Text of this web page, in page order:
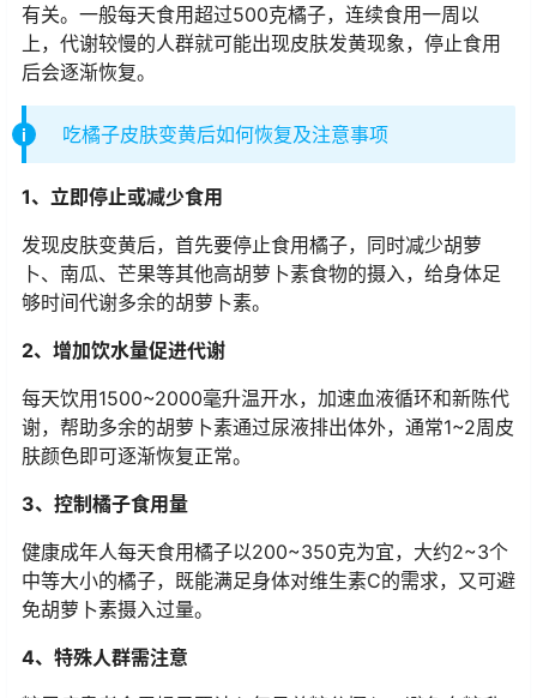
有关。一般每天食用超过500克橘子，连续食用一周以
上，代谢较慢的人群就可能出现皮肤发黄现象，停止食用
后会逐渐恢复。
吃橘子皮肤变黄后如何恢复及注意事项
1、立即停止或减少食用
发现皮肤变黄后，首先要停止食用橘子，同时减少胡萝
卜、南瓜、芒果等其他高胡萝卜素食物的摄入，给身体足
够时间代谢多余的胡萝卜素。
2、增加饮水量促进代谢
每天饮用1500~2000毫升温开水，加速血液循环和新陈代
谢，帮助多余的胡萝卜素通过尿液排出体外，通常1~2周皮
肤颜色即可逐渐恢复正常。
3、控制橘子食用量
健康成年人每天食用橘子以200~350克为宜，大约2~3个
中等大小的橘子，既能满足身体对维生素C的需求，又可避
免胡萝卜素摄入过量。
4、特殊人群需注意